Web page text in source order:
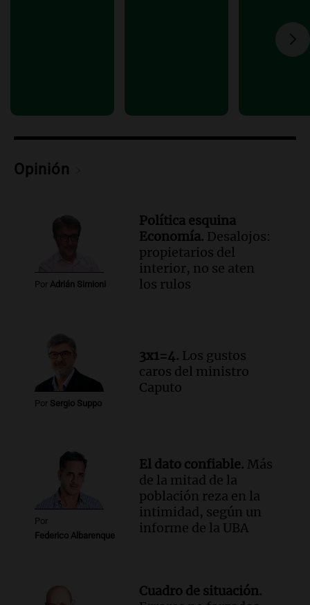
como enfermedad laboral tras el
fallecimiento de un docente
Episodios
Opinión
Por Adrián Simioni
Política esquina
Economía. Desalojos:
propietarios del
interior, no se aten
los rulos
Por Sergio Suppo
3x1=4. Los gustos
caros del ministro
Caputo
Por
Federico Albarenque
El dato confiable. Más
de la mitad de la
población reza en la
intimidad, según un
informe de la UBA
Cuadro de situación.